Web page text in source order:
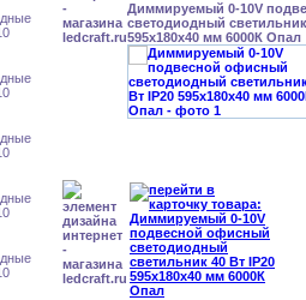
Диммируемый 0-10V
светодиодный
595x180x40 мм 6000К Опал